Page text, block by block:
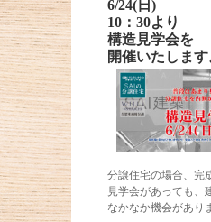
6/24(日)
10：30より
構造見学会を
開催いたします
分譲住宅の場合、完
見学会があっても、
なかなか機会があり